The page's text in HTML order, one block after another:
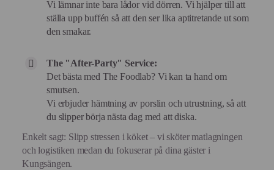
Vi lämnar inte bara lådor vid dörren. Vi hjälper till att
ställa upp buffén så att den ser lika aptitretande ut som
den smakar.
The "After-Party" Service:
Det bästa med The Foodlab? Vi kan ta hand om
smutsen.
Vi erbjuder hämtning av porslin och utrustning, så att
du slipper börja nästa dag med att diska.
Enkelt sagt: Slipp stressen i köket – vi sköter matlagningen
och logistiken medan du fokuserar på dina gäster i
Kungsängen.